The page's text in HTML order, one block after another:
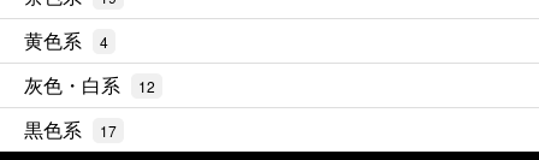
黄色系 4
灰色・白系 12
黒色系 17